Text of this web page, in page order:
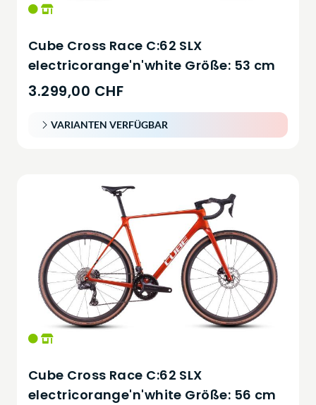
Cube Cross Race C:62 SLX
electricorange'n'white Größe: 53 cm
3.299,00 CHF
VARIANTEN VERFÜGBAR
Cube Cross Race C:62 SLX
electricorange'n'white Größe: 56 cm